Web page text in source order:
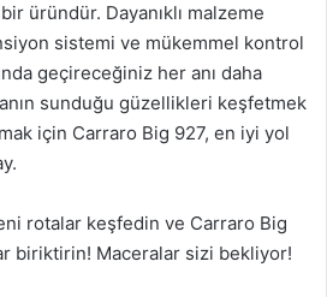
üründür. Dayanıklı malzeme
sistemi ve mükemmel kontrol
geçireceğiniz her anı daha
sunduğu güzellikleri keşfetmek
için Carraro Big 927, en iyi yol
rotalar keşfedin ve Carraro Big
biriktirin! Maceralar sizi bekliyor!